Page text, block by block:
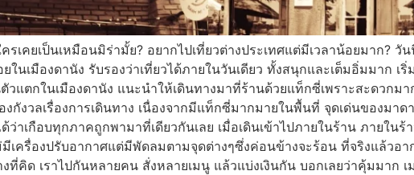
เคยเป็นเหมือนมิร่ามั้ย? อยากไปเที่ยวต่างประเทศแต่มีเวลาน้อยมาก? วั
ในเมืองดานัง รับรองว่าเที่ยวได้ภายในวันเดียว ทั้งสนุกและเต็มอิ่มมาก
แตกในเมืองดานัง แนะนำให้เดินทางมาที่ร้านด้วยแท็กซี่เพราะสะดวกม
งกังวลเรื่องการเดินทาง เนื่องจากมีแท็กซี่มากมายในพื้นที่ จุดเด่นของมา
ว่าเกือบทุกภาคถูกพามาที่เดียวกันเลย เมื่อเดินเข้าไปภายในร้าน ภายใน
เครื่องปรับอากาศแต่มีพัดลมตามจุดต่างๆซึ่งค่อนข้างจะร้อน ที่จริงแล้วอ
ที่คิด เราไปกันหลายคน สั่งหลายเมนู แล้วแบ่งเงินกัน บอกเลยว่าคุ้มมาก